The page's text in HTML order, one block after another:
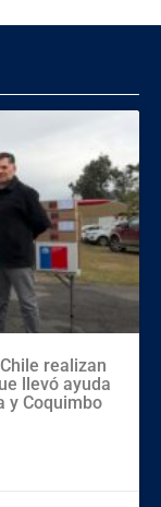
realizan
llevó ayuda
y Coquimbo